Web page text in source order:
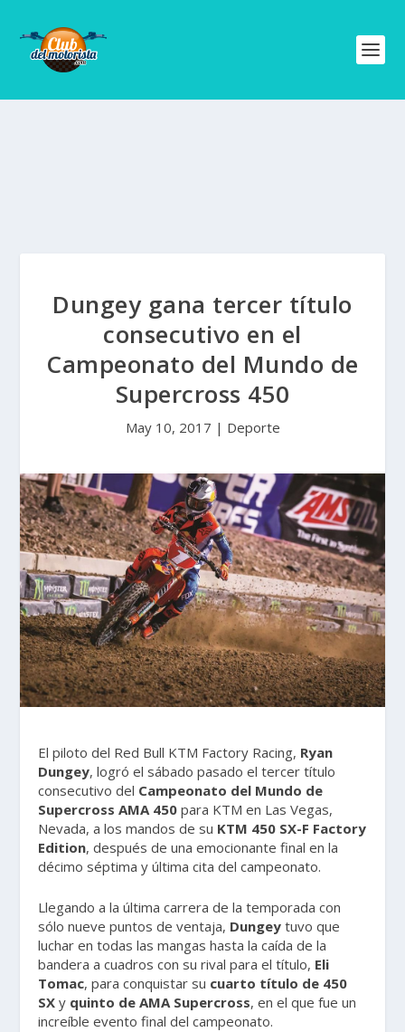
Dungey gana tercer título
consecutivo en el
Campeonato del Mundo de
Supercross 450
May 10, 2017 | Deporte
El piloto del Red Bull KTM Factory Racing, Ryan
Dungey, logró el sábado pasado el tercer título
consecutivo del Campeonato del Mundo de
Supercross AMA 450 para KTM en Las Vegas,
Nevada, a los mandos de su KTM 450 SX-F Factory
Edition, después de una emocionante final en la
décimo séptima y última cita del campeonato.
Llegando a la última carrera de la temporada con
sólo nueve puntos de ventaja, Dungeytuvo que
luchar en todas las mangas hasta la caída de la
bandera a cuadros con su rival para el título, Eli
Tomac, para conquistar su cuarto título de 450
SX y quinto de AMA Supercross, en el que fue un
increíble evento final del campeonato.